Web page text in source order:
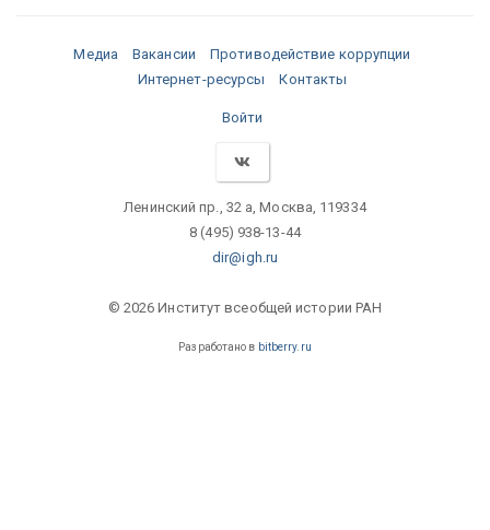
Медиа Вакансии
Противодействие коррупции
Интернет-ресурсы
Контакты
Войти
Ленинский пр., 32 а, Москва, 119334
8 (495) 938-13-44
dir@igh.ru
© 2026 Институт всеобщей истории РАН
Разработано в bitberry.ru